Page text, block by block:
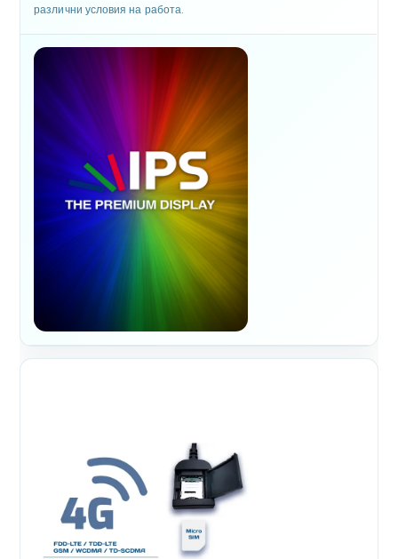
различни условия на работа.